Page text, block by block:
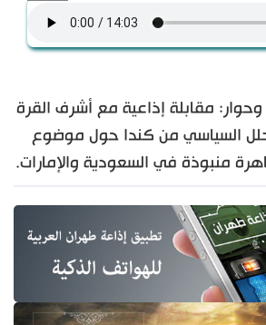
مقابلة إذاعية مع أشرف القرة
السياسي من كندا حول موضوع
منبوذة في السعودية والإمارات.